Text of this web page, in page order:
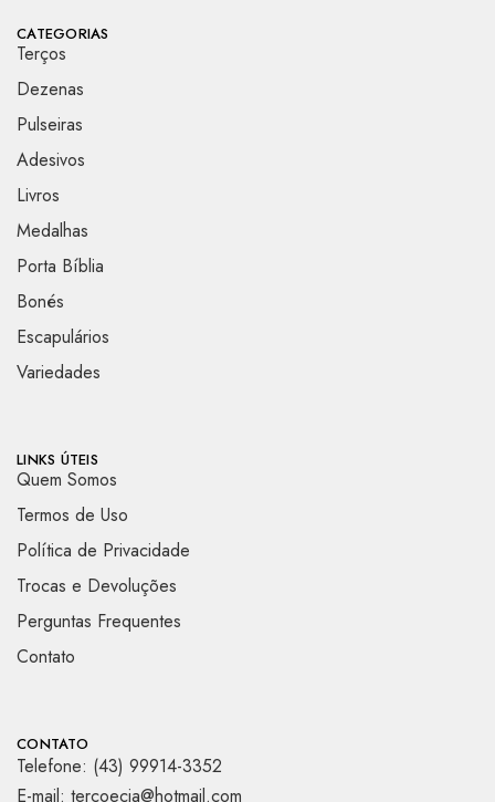
CATEGORIAS
Terços
Dezenas
Pulseiras
Adesivos
Livros
Medalhas
Porta Bíblia
Bonés
Escapulários
Variedades
LINKS ÚTEIS
Quem Somos
Termos de Uso
Política de Privacidade
Trocas e Devoluções
Perguntas Frequentes
Contato
CONTATO
Telefone: (43) 99914-3352
E-mail: tercoecia@hotmail.com